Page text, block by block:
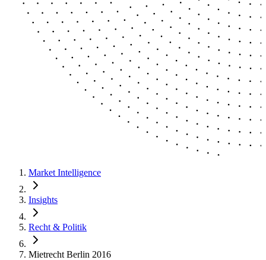
Market Intelligence
Insights
Recht & Politik
Mietrecht Berlin 2016